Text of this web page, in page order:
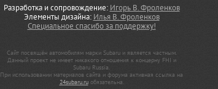
Разработка и сопровождение: Игорь В. Фроленков
Элементы дизайна: Илья В. Фроленков
Специальное спасибо за поддержку!
Сайт посвящён автомобилям марки Subaru и является частным.
Данный проект не имеет никакого отношения к концерну FHI и
Subaru Russia.
При использовании материалов сайта и форума активная ссылка на
24subaru.ruобязательна.